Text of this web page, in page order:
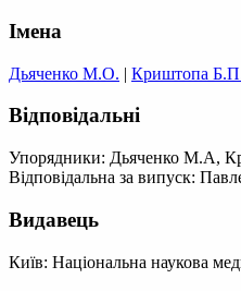
Імена
Дьяченко М.О. | Криштопа
Відповідальні
Упорядники: Дьяченко М.А,
Відповідальна за випуск:
Видавець
Київ: Національна наукова